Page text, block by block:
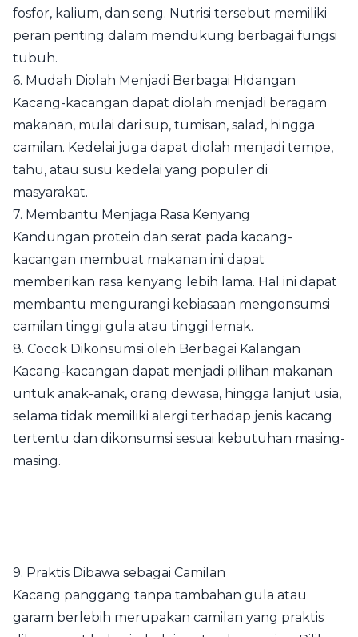
fosfor, kalium, dan seng. Nutrisi tersebut memiliki
peran penting dalam mendukung berbagai fungsi
tubuh.
6. Mudah Diolah Menjadi Berbagai Hidangan
Kacang-kacangan dapat diolah menjadi beragam
makanan, mulai dari sup, tumisan, salad, hingga
camilan. Kedelai juga dapat diolah menjadi tempe,
tahu, atau susu kedelai yang populer di
masyarakat.
7. Membantu Menjaga Rasa Kenyang
Kandungan protein dan serat pada kacang-
kacangan membuat makanan ini dapat
memberikan rasa kenyang lebih lama. Hal ini dapat
membantu mengurangi kebiasaan mengonsumsi
camilan tinggi gula atau tinggi lemak.
8. Cocok Dikonsumsi oleh Berbagai Kalangan
Kacang-kacangan dapat menjadi pilihan makanan
untuk anak-anak, orang dewasa, hingga lanjut usia,
selama tidak memiliki alergi terhadap jenis kacang
tertentu dan dikonsumsi sesuai kebutuhan masing-
masing.
9. Praktis Dibawa sebagai Camilan
Kacang panggang tanpa tambahan gula atau
garam berlebih merupakan camilan yang praktis